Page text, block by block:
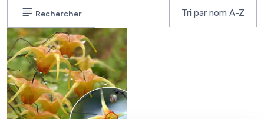
Rechercher